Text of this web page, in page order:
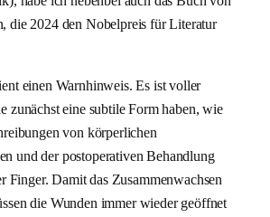
die 2024 den Nobelpreis für Literatur
einen Warnhinweis. Es ist voller
zunächst eine subtile Form haben, wie
von körperlichen
und der postoperativen Behandlung
Finger. Damit das Zusammenwachsen
die Wunden immer wieder geöffnet